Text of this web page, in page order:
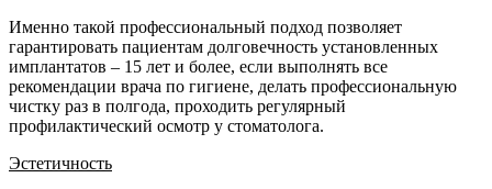
Именно такой профессиональный подход позволяет
гарантировать пациентам долговечность установленных
имплантатов – 15 лет и более, если выполнять все
рекомендации врача по гигиене, делать профессиональную
чистку раз в полгода, проходить регулярный
профилактический осмотр у стоматолога.
Эстетичность